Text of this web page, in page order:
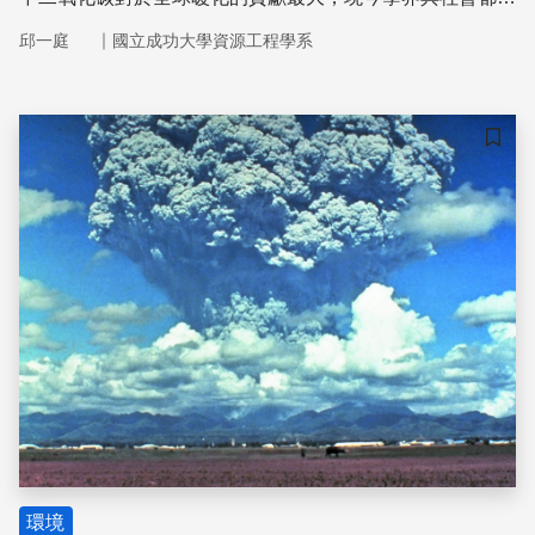
二氧化碳總量在世界排名為21名，同時也易受全球暖化的
邱一庭 ｜ 國立成功大學資源工程學系
儲存
環境